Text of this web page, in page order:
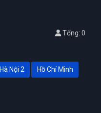
Tổng: 0
Hà Nội 2 Hồ Chí Minh